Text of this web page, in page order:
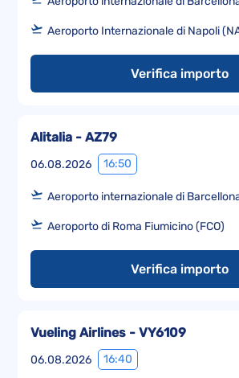
Aeroporto Internazionale di Napoli
Verifica importo
06.08.2026 16:50
Alitalia - AZ79
Aeroporto internazionale di
Aeroporto di Roma Fiumicino (FCO)
Verifica importo
06.08.2026 16:40
Vueling Airlines - VY6109